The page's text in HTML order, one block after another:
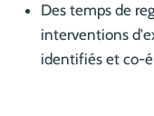
Des temps de
interventions
identifiés et co-